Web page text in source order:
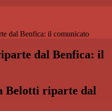
dal Benfica: il comunicato
dal Benfica: il
Belotti riparte dal